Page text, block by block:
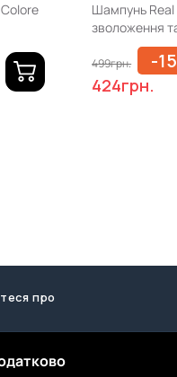
Шампунь Real
зволоження
499грн. -
424грн.
про